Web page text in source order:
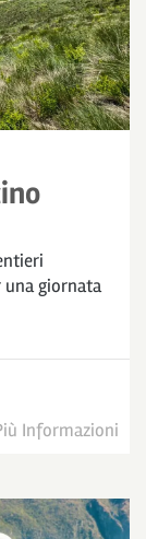
giornata
Informazioni